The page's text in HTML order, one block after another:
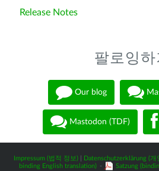
Release Notes
팔로잉하
Our blog
Mastodon (TDF)
Impressum (법적 정보) Datenschutzerklärung (개
binding English translation) - Satzung